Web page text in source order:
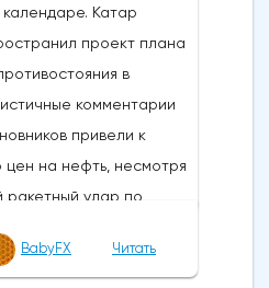
BabyFX Читать